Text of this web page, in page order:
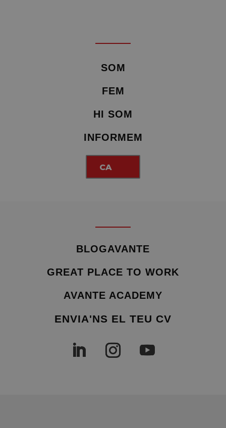
SOM
FEM
HI SOM
INFORMEM
CA
BLOGAVANTE
GREAT PLACE TO WORK
AVANTE ACADEMY
ENVIA'NS EL TEU CV